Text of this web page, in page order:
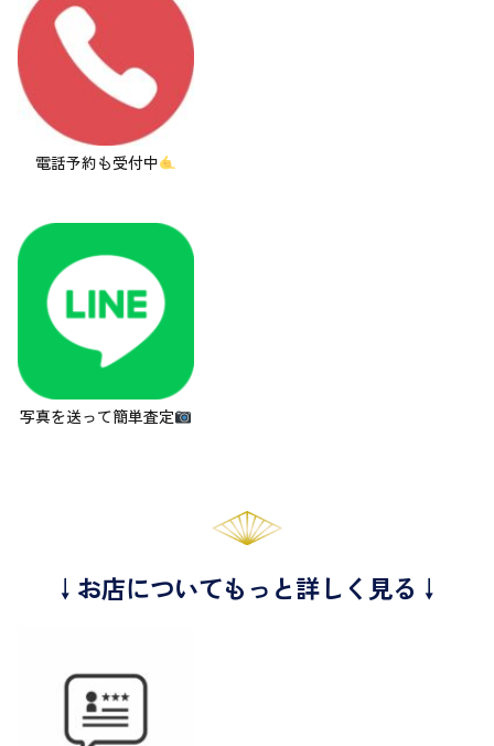
電話予約も受付中
写真を送って簡単査定
↓お店についてもっと詳しく見る↓